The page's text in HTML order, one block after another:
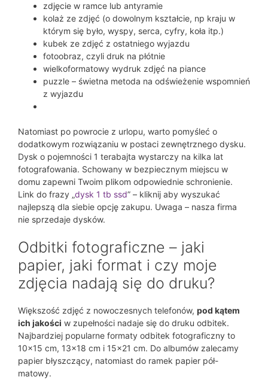
zdjęcie w ramce lub antyramie
kolaż ze zdjęć (o dowolnym kształcie, np kraju w
którym się było, wyspy, serca, cyfry, koła itp.)
kubek ze zdjęć z ostatniego wyjazdu
fotoobraz, czyli druk na płótnie
wielkoformatowy wydruk zdjęć na piance
puzzle – świetna metoda na odświeżenie wspomnień
z wyjazdu
Natomiast po powrocie z urlopu, warto pomyśleć o
dodatkowym rozwiązaniu w postaci zewnętrznego dysku.
Dysk o pojemności 1 terabajta wystarczy na kilka lat
fotografowania. Schowany w bezpiecznym miejscu w
domu zapewni Twoim plikom odpowiednie schronienie.
Link do frazy „dysk 1 tb ssd” – kliknij aby wyszukać
najlepszą dla siebie opcję zakupu. Uwaga – nasza firma
nie sprzedaje dysków.
Odbitki fotograficzne – jaki
papier, jaki format i czy moje
zdjęcia nadają się do druku?
Większość zdjęć z nowoczesnych telefonów, pod kątem
ich jakości w zupełności nadaje się do druku odbitek.
Najbardziej popularne formaty odbitek fotograficzny to
10×15 cm, 13×18 cm i 15×21 cm. Do albumów zalecamy
papier błyszczący, natomiast do ramek papier pół-
matowy.